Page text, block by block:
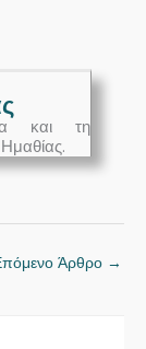
και τη
Άρθρο →